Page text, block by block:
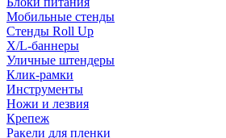
Мобильные стенды
Стенды Roll Up
X/L-баннеры
Уличные штендеры
Клик-рамки
Инструменты
Ножи и лезвия
Крепеж
Ракели для пленки